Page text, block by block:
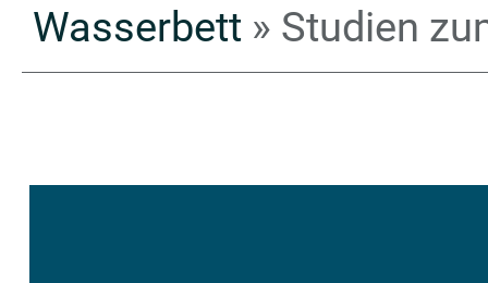
Wasserbett » Studien